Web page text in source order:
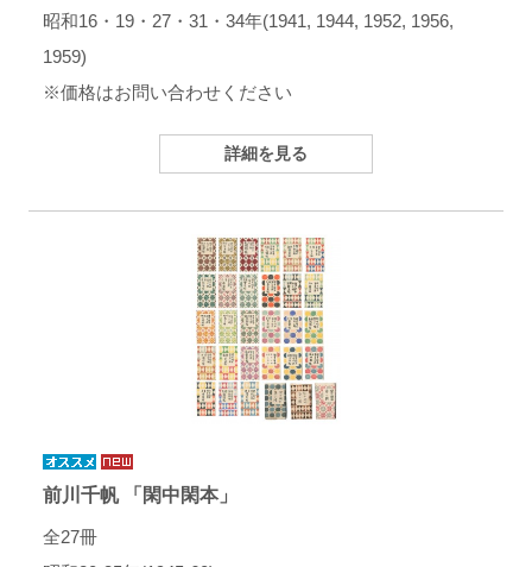
昭和16・19・27・31・34年(1941, 1944, 1952, 1956,
1959)
※価格はお問い合わせください
詳細を見る
前川千帆 「閑中閑本」
全27冊